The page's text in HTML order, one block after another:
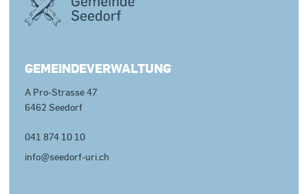
GEMEINDEVERWALTUNG
A Pro-Strasse 47
6462 Seedorf
041 874 10 10
info@seedorf-uri.ch